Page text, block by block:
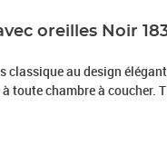
oreilles Noir
classique au design
toute chambre à coucher.
épuré, et il est respirant et